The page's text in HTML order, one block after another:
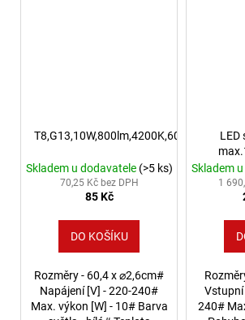
T8,G13,10W,800lm,4200K,60cm,sklo
Skladem u dodavatele (>5 ks)
70,25 Kč bez DPH
85 Kč
DO KOŠÍKU
Rozměry - 60,4 x ⌀2,6cm#
Napájení [V] - 220-240#
Max. výkon [W] - 10# Barva
LED
Skladem
1
Vstupní
240#